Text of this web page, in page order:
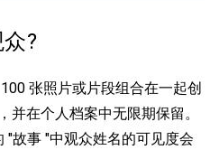
?
张照片或片段组合在一起创
并在个人档案中无限期保留。
"故事 "中观众姓名的可见度会